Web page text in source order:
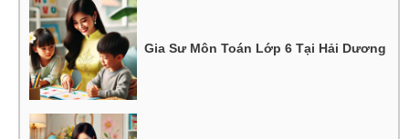
Gia Sư Môn Toán Lớp 6 Tại Hải Dương